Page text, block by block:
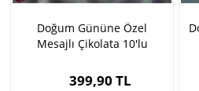
Doğum Gününe Özel
Mesajlı Çikolata 10'lu
399,90 TL